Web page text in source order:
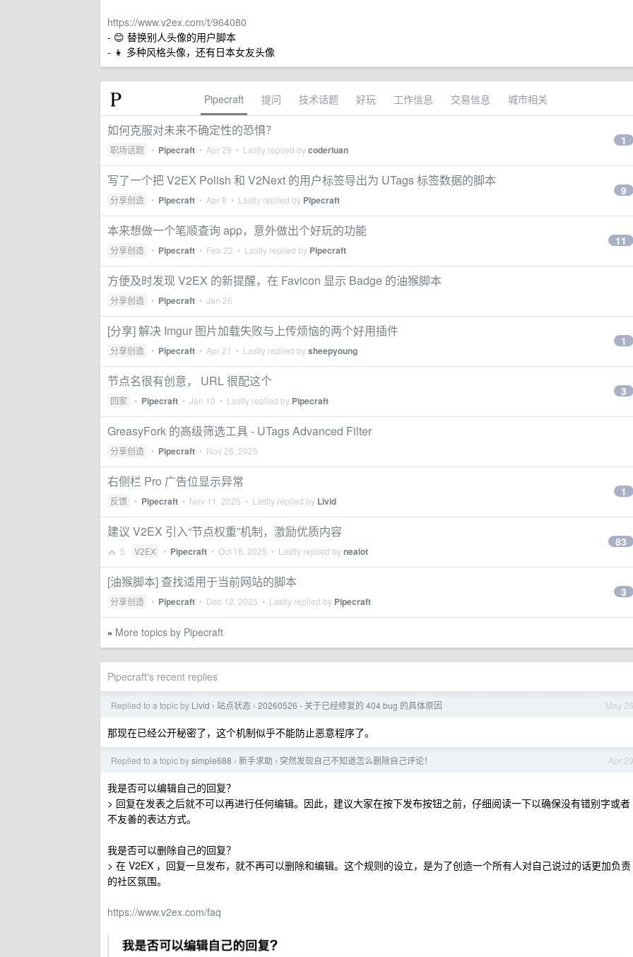
https://www.v2ex.com/t/964080
- 😊 替换别人头像的用户脚本
- 👧 多种风格头像，还有日本女友头像
Pipecraft 提问 技术话题 好玩 工作信息 交易信息 城市相关
如何克服对未来不确定性的恐惧？
职场话题 • Pipecraft • Apr 29 • Lastly replied bycoderluan
1
写了一个把 V2EX Polish 和 V2Next 的用户标签导出为 UTags 标签数据的脚本
分享创造 • Pipecraft • Apr 8 • Lastly replied by Pipecraft
9
本来想做一个笔顺查询 app，意外做出个好玩的功能
分享创造 • Pipecraft • Feb 22 • Lastly replied by Pipecraft
11
方便及时发现 V2EX 的新提醒，在 Favicon 显示 Badge 的油猴脚本
分享创造 • Pipecraft • Jan 26
[分享] 解决 Imgur 图片加载失败与上传烦恼的两个好用插件
分享创造 • Pipecraft • Apr 21 • Lastly replied bysheepyoung
1
节点名很有创意， URL 很配这个
回家 • Pipecraft • Jan 10 • Lastly replied by Pipecraft
3
GreasyFork 的高级筛选工具 - UTags Advanced Filter
分享创造 • Pipecraft • Nov 26, 2025
右侧栏 Pro 广告位显示异常
反馈 • Pipecraft • Nov 11, 2025 • Lastly replied by Livid
1
建议 V2EX 引入“节点权重”机制，激励优质内容
5 V2EX • Pipecraft • Oct 16, 2025 • Lastly replied bynealot
83
[油猴脚本] 查找适用于当前网站的脚本
分享创造 • Pipecraft • Dec 12, 2025 • Lastly replied by Pipecraft
3
» More topics by Pipecraft
Pipecraft's recent replies
May 26
Replied to a topic by Livid › 站点状态 › 20260526 - 关于已经修复的 404 bug 的具体原因
那现在已经公开秘密了，这个机制似乎不能防止恶意程序了。
Apr 29
Replied to a topic bysimple688 › 新手求助 › 突然发现自己不知道怎么删除自己评论！
我是否可以编辑自己的回复？
> 回复在发表之后就不可以再进行任何编辑。因此，建议大家在按下发布按钮之前，仔细阅读一下以确保没有错别字或者
不友善的表达方式。
我是否可以删除自己的回复？
> 在 V2EX ，回复一旦发布，就不再可以删除和编辑。这个规则的设立，是为了创造一个所有人对自己说过的话更加负责
的社区氛围。
https://www.v2ex.com/faq